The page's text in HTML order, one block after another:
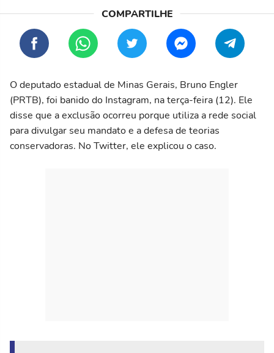
O deputado estadual de Minas Gerais, Bruno Engler
(PRTB), foi banido do Instagram, na terça-feira (12). Ele
disse que a exclusão ocorreu porque utiliza a rede social
para divulgar seu mandato e a defesa de teorias
conservadoras. No Twitter, ele explicou o caso.